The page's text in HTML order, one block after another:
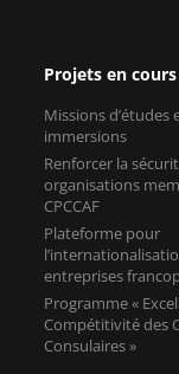
CPCCAF
entreprises
Programme «
Compétitivité des
Consulaires »